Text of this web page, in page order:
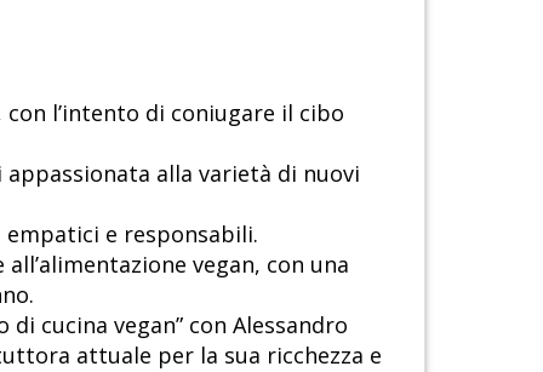
l’intento di coniugare il cibo
alla varietà di nuovi
e responsabili.
vegan, con una
cucina vegan” con Alessandro
attuale per la sua ricchezza e